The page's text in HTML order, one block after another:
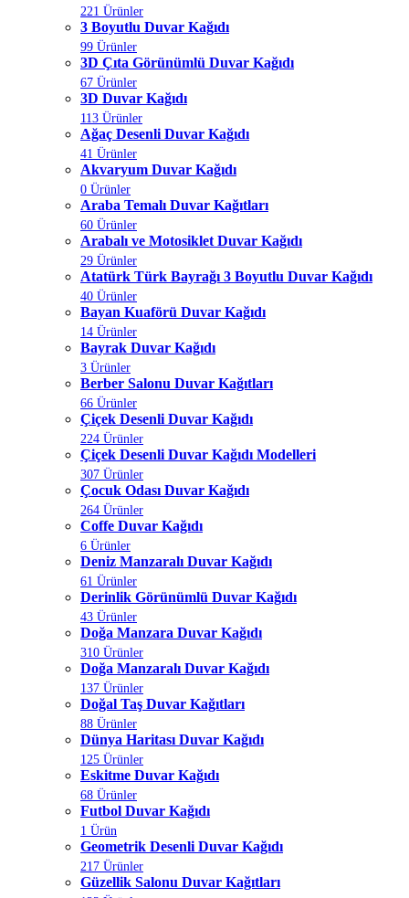
221 Ürünler
3 Boyutlu Duvar Kağıdı
99 Ürünler
3D Çıta Görünümlü Duvar Kağıdı
67 Ürünler
3D Duvar Kağıdı
113 Ürünler
Ağaç Desenli Duvar Kağıdı
41 Ürünler
Akvaryum Duvar Kağıdı
0 Ürünler
Araba Temalı Duvar Kağıtları
60 Ürünler
Arabalı ve Motosiklet Duvar Kağıdı
29 Ürünler
Atatürk Türk Bayrağı 3 Boyutlu Duvar Kağıdı
40 Ürünler
Bayan Kuaförü Duvar Kağıdı
14 Ürünler
Bayrak Duvar Kağıdı
3 Ürünler
Berber Salonu Duvar Kağıtları
66 Ürünler
Çiçek Desenli Duvar Kağıdı
224 Ürünler
Çiçek Desenli Duvar Kağıdı Modelleri
307 Ürünler
Çocuk Odası Duvar Kağıdı
264 Ürünler
Coffe Duvar Kağıdı
6 Ürünler
Deniz Manzaralı Duvar Kağıdı
61 Ürünler
Derinlik Görünümlü Duvar Kağıdı
43 Ürünler
Doğa Manzara Duvar Kağıdı
310 Ürünler
Doğa Manzaralı Duvar Kağıdı
137 Ürünler
Doğal Taş Duvar Kağıtları
88 Ürünler
Dünya Haritası Duvar Kağıdı
125 Ürünler
Eskitme Duvar Kağıdı
68 Ürünler
Futbol Duvar Kağıdı
1 Ürün
Geometrik Desenli Duvar Kağıdı
217 Ürünler
Güzellik Salonu Duvar Kağıtları